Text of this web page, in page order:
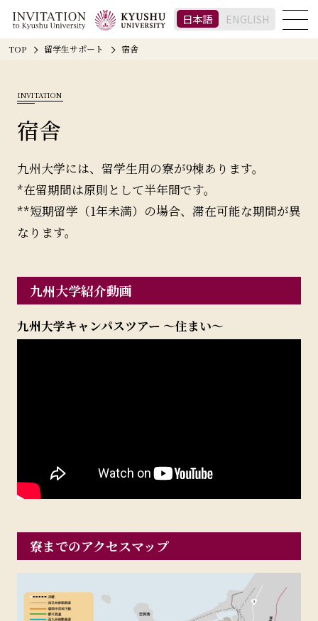
日本語 ENGLISH
TOP 留学生サポート 宿舎
INVITATION
宿舎
九州大学には、留学生用の寮が9棟あります。
*在留期間は原則として半年間です。
**短期留学（1年未満）の場合、滞在可能な期間が異
なります。
九州大学紹介動画
九州大学キャンパスツアー ～住まい～
寮までのアクセスマップ